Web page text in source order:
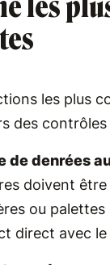
les plus
des contrôles
de denrées
doivent
ou
direct avec le